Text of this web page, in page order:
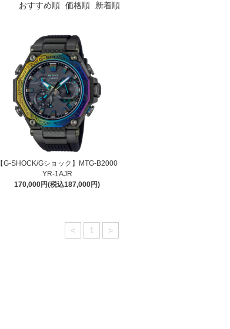
おすすめ順 価格順 新着順
【G-SHOCK/Gショック】MTG-B2000
YR-1AJR
170,000円(税込187,000円)
< 1 >